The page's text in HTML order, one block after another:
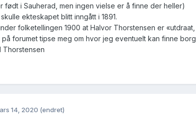
født i Sauherad, men ingen vielse er å finne der heller)
ekteskapet blitt inngått i 1891.
folketellingen 1900 at Halvor Thorstensen er
forumet tipse meg om hvor jeg eventuelt kan finne
Thorstensen
14, 2020 (endret)